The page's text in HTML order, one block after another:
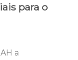
para o
a